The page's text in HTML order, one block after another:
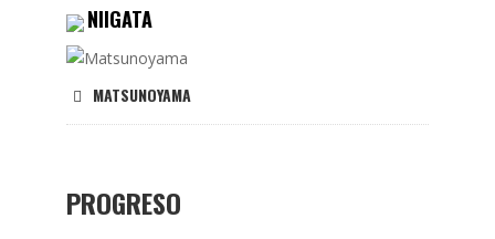
NIIGATA
MATSUNOYAMA
PROGRESO